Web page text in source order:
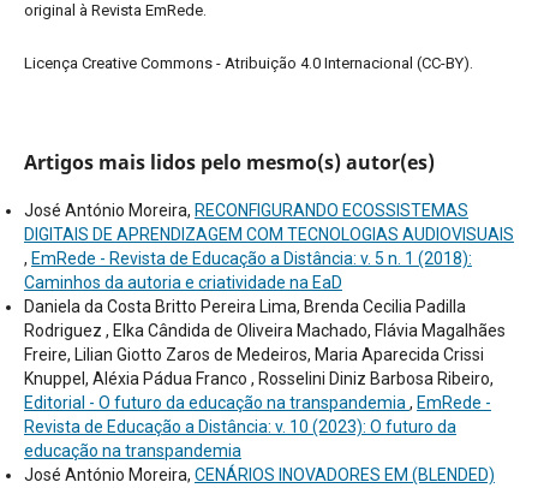
original à Revista EmRede.
Licença Creative Commons - Atribuição 4.0 Internacional (CC-BY).
Artigos mais lidos pelo mesmo(s) autor(es)
José António Moreira, RECONFIGURANDO ECOSSISTEMAS
DIGITAIS DE APRENDIZAGEM COM TECNOLOGIAS AUDIOVISUAIS
, EmRede - Revista de Educação a Distância: v. 5 n. 1 (2018):
Caminhos da autoria e criatividade na EaD
Daniela da Costa Britto Pereira Lima, Brenda Cecilia Padilla
Rodriguez , Elka Cândida de Oliveira Machado, Flávia Magalhães
Freire, Lilian Giotto Zaros de Medeiros, Maria Aparecida Crissi
Knuppel, Aléxia Pádua Franco , Rosselini Diniz Barbosa Ribeiro,
Editorial - O futuro da educação na transpandemia , EmRede -
Revista de Educação a Distância: v. 10 (2023): O futuro da
educação na transpandemia
José António Moreira, CENÁRIOS INOVADORES EM (BLENDED)